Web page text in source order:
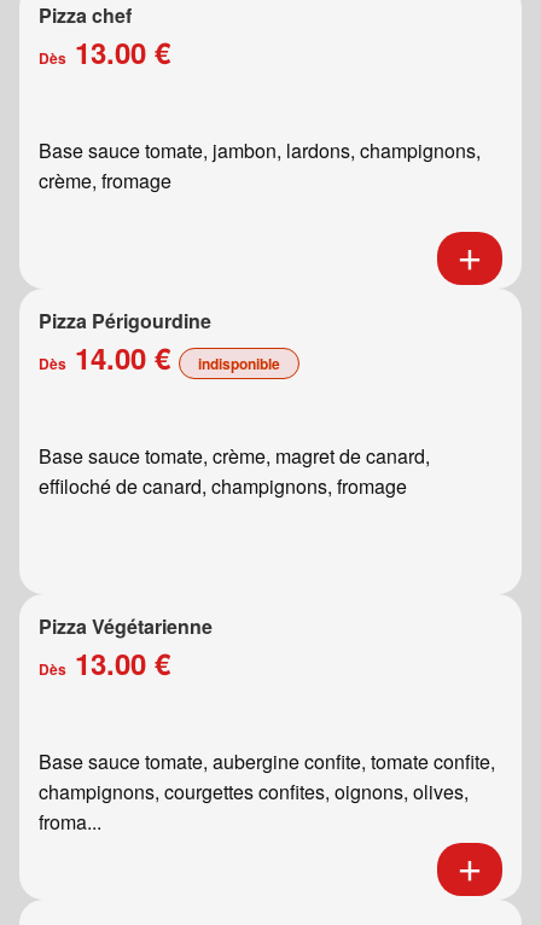
Pizza chef
Dès 13.00 €
Base sauce tomate, jambon, lardons, champignons,
crème, fromage
Pizza Périgourdine
Dès 14.00 € indisponible
Base sauce tomate, crème, magret de canard,
effiloché de canard, champignons, fromage
Pizza Végétarienne
Dès 13.00 €
Base sauce tomate, aubergine confite, tomate confite,
champignons, courgettes confites, oignons, olives,
froma...